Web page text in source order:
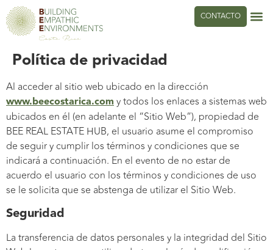
CONTACTO
Política de privacidad
Al acceder al sitio web ubicado en la dirección
www.beecostarica.comy todos los enlaces a sistemas web
ubicados en él (en adelante el “Sitio Web”), propiedad de
BEE REAL ESTATE HUB, el usuario asume el compromiso
de seguir y cumplir los términos y condiciones que se
indicará a continuación. En el evento de no estar de
acuerdo el usuario con los términos y condiciones de uso
se le solicita que se abstenga de utilizar el Sitio Web.
Seguridad
La transferencia de datos personales y la integridad del Sitio